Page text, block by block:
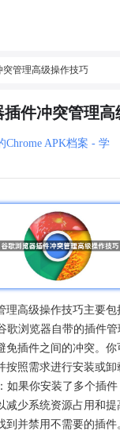
管理高级操作技巧
插件冲突管理高
Chrome APK档案 - 学
理高级操作技巧主要包
歌浏览器自带的插件
免插件之间的冲突。你
照需求进行安装或卸
如果你安装了多个插件
减少系统资源占用和
并禁用不需要的插件